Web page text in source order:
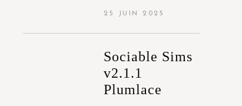
25 JUIN 2025
Sociable Sims
v2.1.1
Plumlace